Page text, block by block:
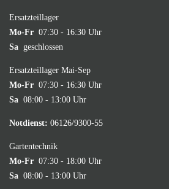
Ersatzteillager
Mo-Fr 07:30 - 16:30 Uhr
Sa geschlossen
Ersatzteillager Mai-Sep
Mo-Fr 07:30 - 16:30 Uhr
Sa 08:00 - 13:00 Uhr
Notdienst: 06126/9300-55
Gartentechnik
Mo-Fr 07:30 - 18:00 Uhr
Sa 08:00 - 13:00 Uhr